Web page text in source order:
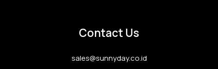
Contact Us
sales@sunnyday.co.id